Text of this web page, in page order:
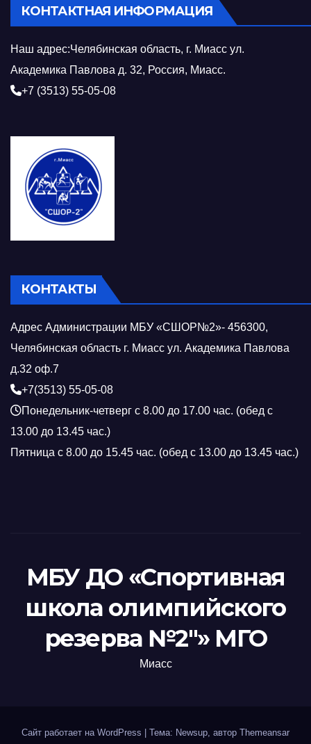
КОНТАКТНАЯ ИНФОРМАЦИЯ
Наш адрес:Челябинская область, г. Миасс ул.
Академика Павлова д. 32, Россия, Миасс.
+7 (3513) 55-05-08
КОНТАКТЫ
Адрес Администрации МБУ «СШОР№2»- 456300,
Челябинская область г. Миасс ул. Академика Павлова
д.32 оф.7
+7(3513) 55-05-08
Понедельник-четверг с 8.00 до 17.00 час. (обед с
13.00 до 13.45 час.)
Пятница с 8.00 до 15.45 час. (обед с 13.00 до 13.45 час.)
МБУ ДО «Спортивная
школа олимпийского
резерва №2"» МГО
Миасс
Сайт работает на WordPress Тема: Newsup, автор Themeansar